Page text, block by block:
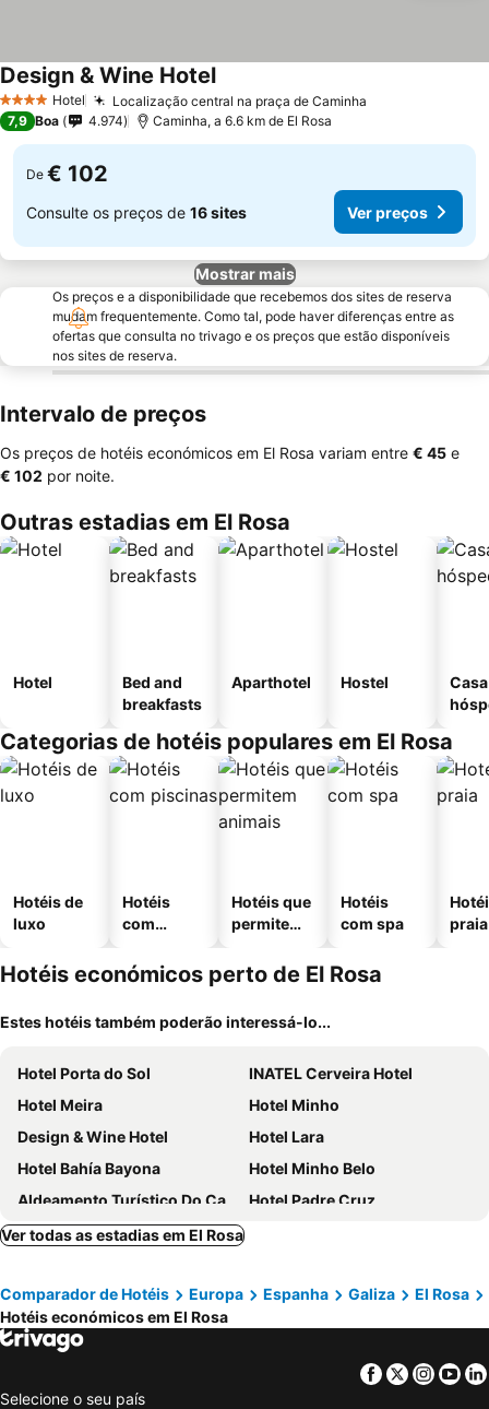
4 EstrelasHotel Localização central na praça de Caminha
Design & Wine Hotel
7,9 Boa 4.974 Caminha, a 6.6 km de El Rosa
De € 102
Consulte os preços de 16 sites Ver preços
Mostrar mais
Os preços e a disponibilidade que recebemos dos sites de reserva
mudam frequentemente. Como tal, pode haver diferenças entre as
ofertas que consulta no trivago e os preços que estão disponíveis
nos sites de reserva.
Intervalo de preços
Os preços de hotéis económicos em El Rosa variam entre ‎€ 45 e
‎€ 102 por noite.
Outras estadias em El Rosa
Hotel
Bed and
breakfasts
Aparthotel Hostel
Categorias de hotéis populares em El Rosa
Hotéis de
luxo
Hotéis
com
Hotéis que
permitem
Hotéis
com spa
praia
Hotéis económicos perto de El Rosa
Estes hotéis também poderão interessá-lo...
Hotel Porta do Sol
INATEL Cerveira Hotel
Hotel Meira
Hotel Minho
Design & Wine Hotel
Hotel Lara
Hotel Bahía Bayona
Hotel Minho Belo
Aldeamento Turístico Do Camarido
Hotel Padre Cruz
Cruceiro do Monte
Quintinha D`Arga
Pensão Repouso do Peregrino
Abrigo do Portinho
Hotel Val Flores
Hostal El Viejo Galeón
Glasgow
Rinoterra Minho
Ver todas as estadias em El Rosa
Comparador de Hotéis Europa Espanha Galiza
El Rosa
Hotéis económicos em El Rosa
Facebook
Twitter
Selecione o seu país